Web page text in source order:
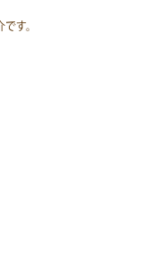
す。